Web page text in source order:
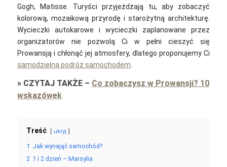
Gogh, Matisse. Turyści przyjeżdżają tu, aby zobaczyć
kolorową, mozaikową przyrodę i starożytną architekturę.
Wycieczki autokarowe i wycieczki zaplanowane przez
organizatorów nie pozwolą Ci w pełni cieszyć się
Prowansją i chłonąć jej atmosfery, dlatego proponujemy Ci
samodzielną podróż samochodem
» CZYTAJ TAKŻE– Co zobaczysz w Prowansji? 10
wskazówek
Treść ukryj
1 Jak wynająć samochód?
2 1 i 2 dzień – Marsylia